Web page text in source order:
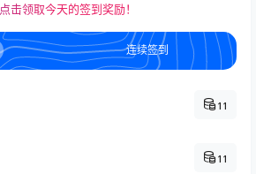
点击领取今天的签到奖励！
连续签到
11
11